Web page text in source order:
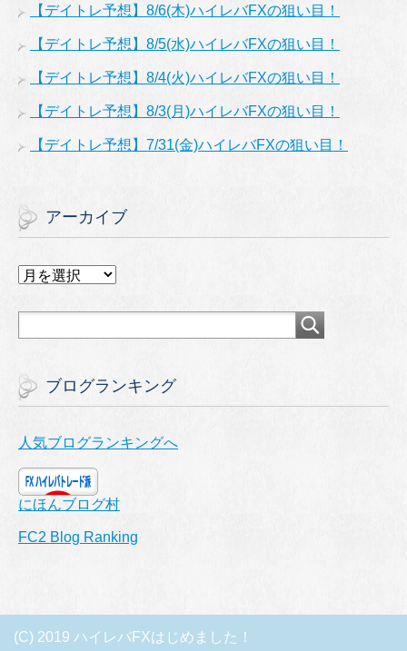
【デイトレ予想】8/6(木)ハイレバFXの狙い目！
【デイトレ予想】8/5(水)ハイレバFXの狙い目！
【デイトレ予想】8/4(火)ハイレバFXの狙い目！
【デイトレ予想】8/3(月)ハイレバFXの狙い目！
【デイトレ予想】7/31(金)ハイレバFXの狙い目！
アーカイブ
ア
カ
ブログランキング
人気ブログランキングへ
にほんブログ村
FC2 Blog Ranking
(C) 2019 ハイレバFXはじめました！